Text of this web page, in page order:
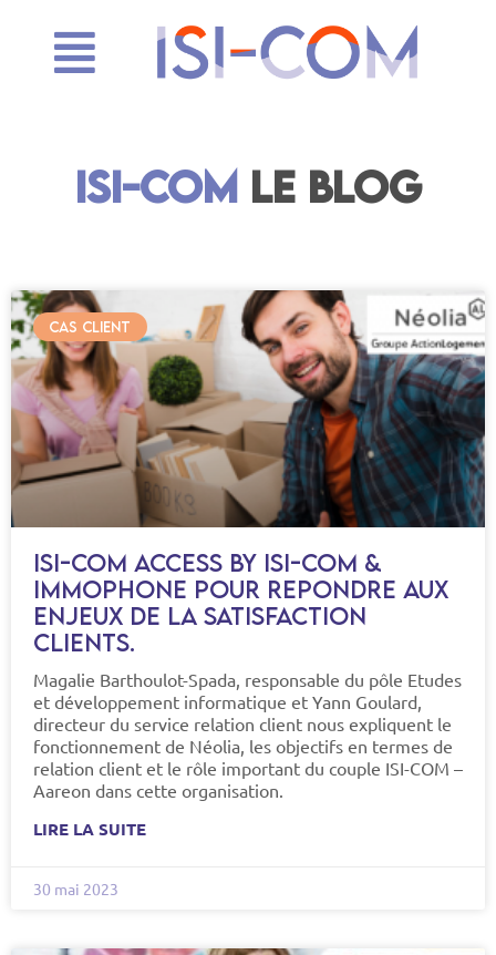
ISI-COM LE BLOG
CAS CLIENT
ISI-COM ACCESS BY ISI-COM &
IMMOPHONE POUR REPONDRE AUX
ENJEUX DE LA SATISFACTION
CLIENTS.
Magalie Barthoulot-Spada, responsable du pôle Etudes
et développement informatique et Yann Goulard,
directeur du service relation client nous expliquent le
fonctionnement de Néolia, les objectifs en termes de
relation client et le rôle important du couple ISI-COM –
Aareon dans cette organisation.
LIRE LA SUITE
30 mai 2023